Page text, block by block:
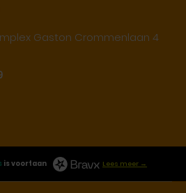
Gaston Crommenlaan 4
is voortaan Lees meer →